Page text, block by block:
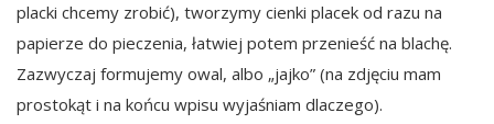
placki chcemy zrobić), tworzymy cienki placek od razu na
papierze do pieczenia, łatwiej potem przenieść na blachę.
Zazwyczaj formujemy owal, albo „jajko” (na zdjęciu mam
prostokąt i na końcu wpisu wyjaśniam dlaczego).